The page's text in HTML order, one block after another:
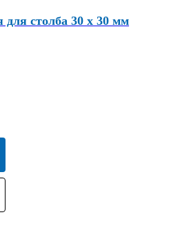
для столба 30 х 30 мм